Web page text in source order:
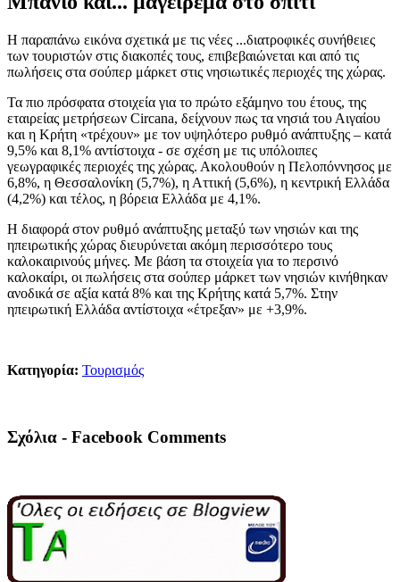
Η παραπάνω εικόνα σχετικά με τις νέες ...διατροφικές συνήθειες
των τουριστών στις διακοπές τους, επιβεβαιώνεται και από τις
πωλήσεις στα σούπερ μάρκετ στις νησιωτικές περιοχές της χώρας.
Τα πιο πρόσφατα στοιχεία για το πρώτο εξάμηνο του έτους, της
εταιρείας μετρήσεων Circana, δείχνουν πως τα νησιά του Αιγαίου
και η Κρήτη «τρέχουν» με τον υψηλότερο ρυθμό ανάπτυξης – κατά
9,5% και 8,1% αντίστοιχα - σε σχέση με τις υπόλοιπες
γεωγραφικές περιοχές της χώρας. Ακολουθούν η Πελοπόννησος με
6,8%, η Θεσσαλονίκη (5,7%), η Αττική (5,6%), η κεντρική Ελλάδα
(4,2%) και τέλος, η βόρεια Ελλάδα με 4,1%.
Η διαφορά στον ρυθμό ανάπτυξης μεταξύ των νησιών και της
ηπειρωτικής χώρας διευρύνεται ακόμη περισσότερο τους
καλοκαιρινούς μήνες. Με βάση τα στοιχεία για το περσινό
καλοκαίρι, οι πωλήσεις στα σούπερ μάρκετ των νησιών κινήθηκαν
ανοδικά σε αξία κατά 8% και της Κρήτης κατά 5,7%. Στην
ηπειρωτική Ελλάδα αντίστοιχα «έτρεξαν» με +3,9%.
Κατηγορία: Τουρισμός
Σχόλια - Facebook Comments